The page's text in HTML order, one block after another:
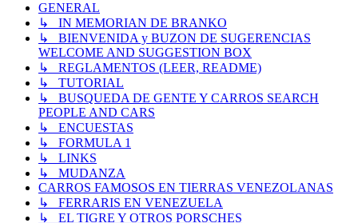
GENERAL
↳ IN MEMORIAN DE BRANKO
↳ BIENVENIDA y BUZON DE SUGERENCIAS
WELCOME AND SUGGESTION BOX
↳ REGLAMENTOS (LEER, README)
↳ TUTORIAL
↳ BUSQUEDA DE GENTE Y CARROS SEARCH
PEOPLE AND CARS
↳ ENCUESTAS
↳ FORMULA 1
↳ LINKS
↳ MUDANZA
CARROS FAMOSOS EN TIERRAS VENEZOLANAS
↳ FERRARIS EN VENEZUELA
↳ EL TIGRE Y OTROS PORSCHES